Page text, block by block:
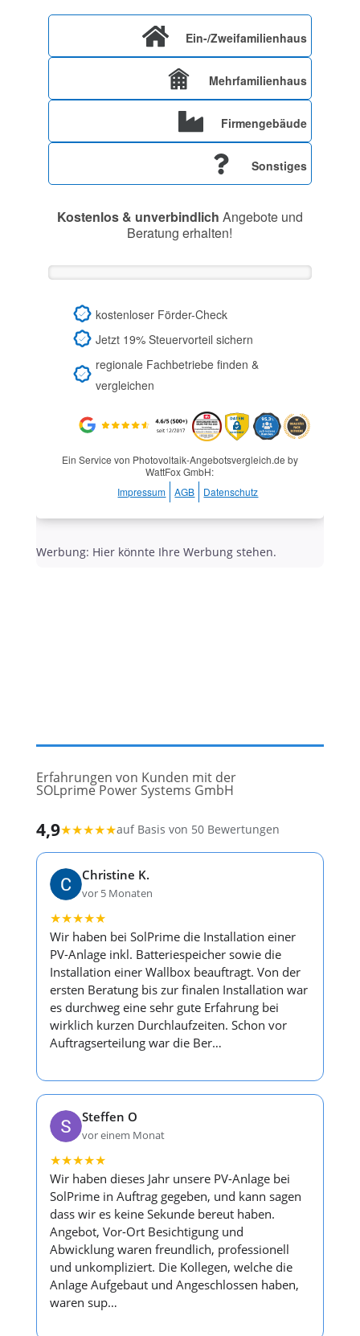
Ein-/Zweifamilienhaus
Mehrfamilienhaus
Firmengebäude
Sonstiges
Kostenlos & unverbindlich Angebote und
Beratung erhalten!
kostenloser Förder-Check
Jetzt 19% Steuervorteil sichern
regionale Fachbetriebe finden &
vergleichen
Ein Service von Photovoltaik-Angebotsvergleich.de by
WattFox GmbH:
Impressum
AGB Datenschutz
Werbung: Hier könnte Ihre Werbung stehen.
Erfahrungen von Kunden mit der
SOLprime Power Systems GmbH
4,9★★★★★auf Basis von 50 Bewertungen
Christine K.
vor 5 Monaten
★★★★★
Wir haben bei SolPrime die Installation einer
PV-Anlage inkl. Batteriespeicher sowie die
Installation einer Wallbox beauftragt. Von der
ersten Beratung bis zur finalen Installation war
es durchweg eine sehr gute Erfahrung bei
wirklich kurzen Durchlaufzeiten. Schon vor
Auftragserteilung war die Ber…
Steffen O
vor einem Monat
★★★★★
Wir haben dieses Jahr unsere PV-Anlage bei
SolPrime in Auftrag gegeben, und kann sagen
dass wir es keine Sekunde bereut haben.
Angebot, Vor-Ort Besichtigung und
Abwicklung waren freundlich, professionell
und unkompliziert. Die Kollegen, welche die
Anlage Aufgebaut und Angeschlossen haben,
waren sup…